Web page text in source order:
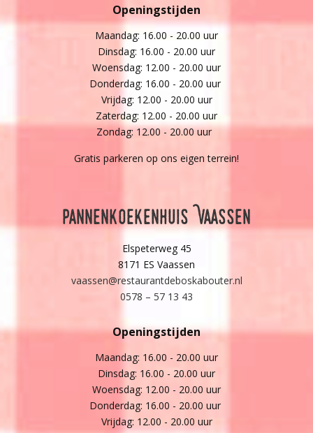
Openingstijden
Maandag: 16.00 - 20.00 uur
Dinsdag: 16.00 - 20.00 uur
Woensdag: 12.00 - 20.00 uur
Donderdag: 16.00 - 20.00 uur
Vrijdag: 12.00 - 20.00 uur
Zaterdag: 12.00 - 20.00 uur
Zondag: 12.00 - 20.00 uur
Gratis parkeren op ons eigen terrein!
Pannenkoekenhuis Vaassen
Elspeterweg 45
8171 ES Vaassen
vaassen@restaurantdeboskabouter.nl
0578 – 57 13 43
Openingstijden
Maandag: 16.00 - 20.00 uur
Dinsdag: 16.00 - 20.00 uur
Woensdag: 12.00 - 20.00 uur
Donderdag: 16.00 - 20.00 uur
Vrijdag: 12.00 - 20.00 uur